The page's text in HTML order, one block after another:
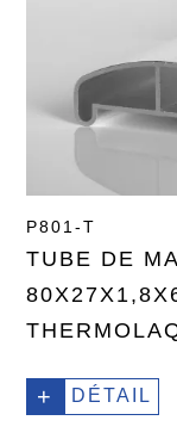
P801-T
TUBE DE
+ DÉTAIL